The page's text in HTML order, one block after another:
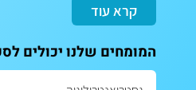
קרא עוד
המומחים שלנו יכולים